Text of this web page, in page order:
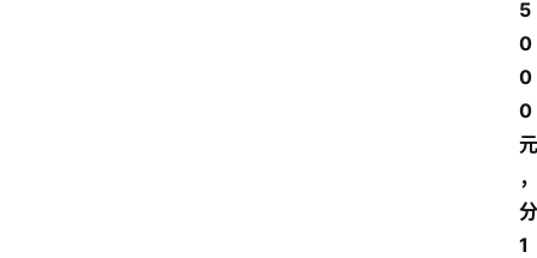
5
0
0
0
元
，
分
1